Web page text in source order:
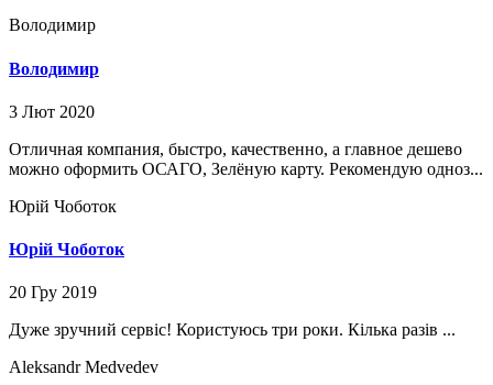
Володимир
Володимир
3 Лют 2020
Отличная компания, быстро, качественно, а главное дешево
можно оформить ОСАГО, Зелёную карту. Рекомендую одноз...
Юрій Чоботок
Юрій Чоботок
20 Гру 2019
Дуже зручний сервіс! Користуюсь три роки. Кілька разів ...
Aleksandr Medvedev